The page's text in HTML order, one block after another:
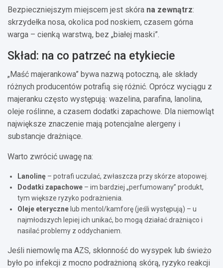
Bezpieczniejszym miejscem jest skóra na zewnątrz:
skrzydełka nosa, okolica pod noskiem, czasem górna
warga – cienką warstwą, bez „białej maski”.
Skład: na co patrzeć na etykiecie
„Maść majerankowa” bywa nazwą potoczną, ale składy
różnych producentów potrafią się różnić. Oprócz wyciągu z
majeranku często występują: wazelina, parafina, lanolina,
oleje roślinne, a czasem dodatki zapachowe. Dla niemowląt
największe znaczenie mają potencjalne alergeny i
substancje drażniące.
Warto zwrócić uwagę na:
Lanolinę – potrafi uczulać, zwłaszcza przy skórze atopowej.
Dodatki zapachowe – im bardziej „perfumowany” produkt,
tym większe ryzyko podrażnienia.
Oleje eteryczne lub mentol/kamforę (jeśli występują) – u
najmłodszych lepiej ich unikać, bo mogą działać drażniąco i
nasilać problemy z oddychaniem.
Jeśli niemowlę ma AZS, skłonność do wysypek lub świeżo
było po infekcji z mocno podrażnioną skórą, ryzyko reakcji